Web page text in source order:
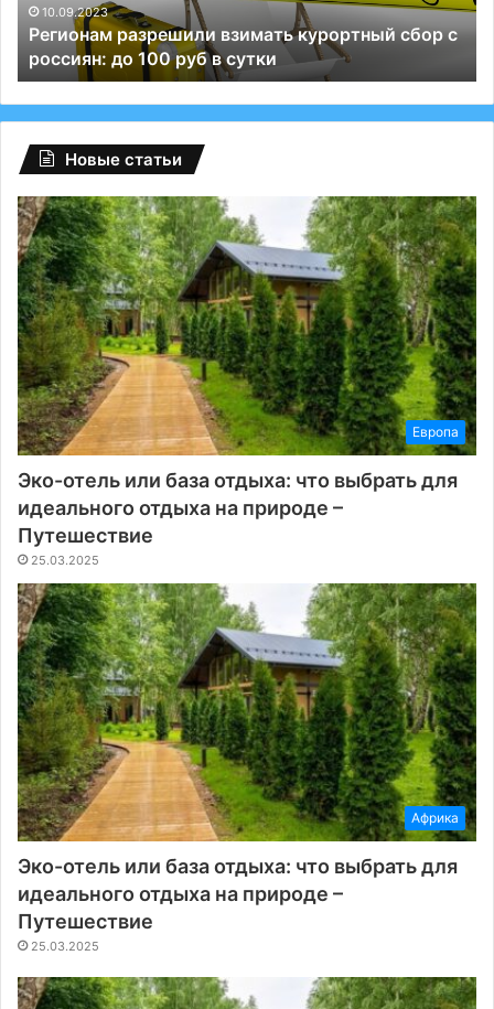
до
100
руб
в
сутки
10.09.2023
Регионам разрешили взимать курортный сбор с
россиян: до 100 руб в сутки
и
Новые статьи
Европа
Эко-отель или база отдыха: что выбрать для
идеального отдыха на природе –
Путешествие
25.03.2025
Африка
Эко-отель или база отдыха: что выбрать для
идеального отдыха на природе –
Путешествие
25.03.2025